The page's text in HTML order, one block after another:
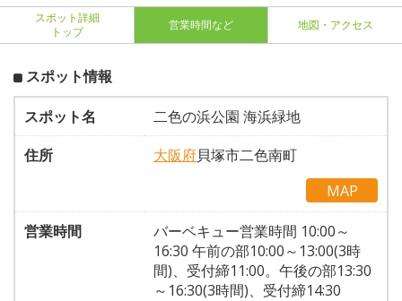
スポット詳細
トップ
営業時間など 地図・アクセス
スポット情報
スポット名
二色の浜公園 海浜緑地
住所
大阪府貝塚市二色南町
MAP
営業時間
バーベキュー営業時間 10:00～
16:30 午前の部10:00～13:00(3時
間)、受付締11:00。午後の部13:30
～16:30(3時間)、受付締14:30